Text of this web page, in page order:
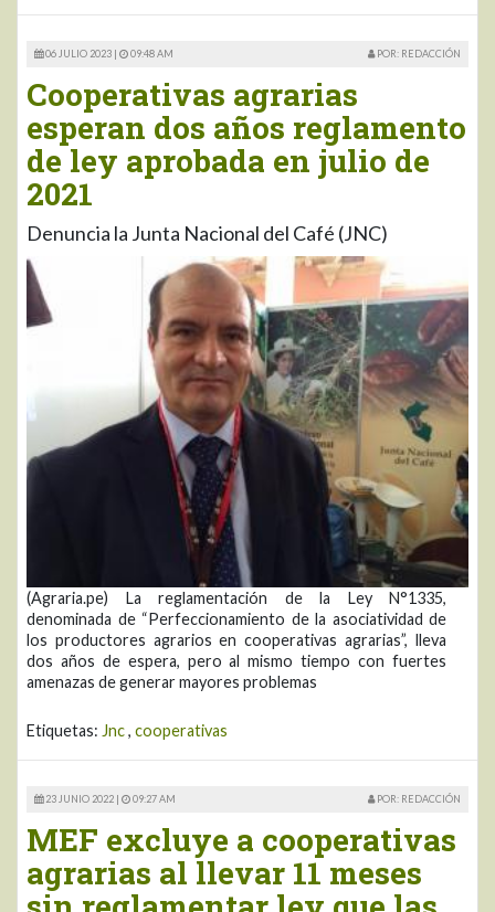
06 JULIO 2023 | 09:48 AM POR: REDACCIÓN
Cooperativas agrarias
esperan dos años reglamento
de ley aprobada en julio de
2021
Denuncia la Junta Nacional del Café (JNC)
(Agraria.pe) La reglamentación de la Ley N°1335,
denominada de “Perfeccionamiento de la asociatividad de
los productores agrarios en cooperativas agrarias”, lleva
dos años de espera, pero al mismo tiempo con fuertes
amenazas de generar mayores problemas
Etiquetas: Jnc, cooperativas
23 JUNIO 2022 | 09:27 AM POR: REDACCIÓN
MEF excluye a cooperativas
agrarias al llevar 11 meses